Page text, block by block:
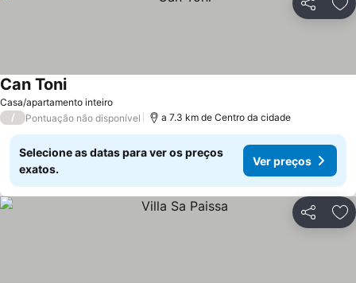
Partilhar
Casa/apartamento inteiro
Can Toni
/ Pontuação não disponível a 7.3 km de Centro da cidade
Selecione as datas para ver os preços
exatos.
Ver preços
Partilhar